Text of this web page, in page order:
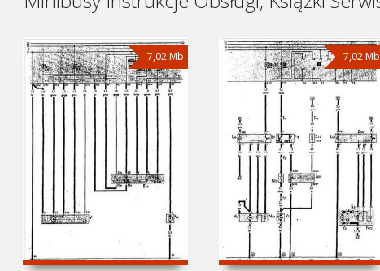
7,02 Mb 7,02 Mb